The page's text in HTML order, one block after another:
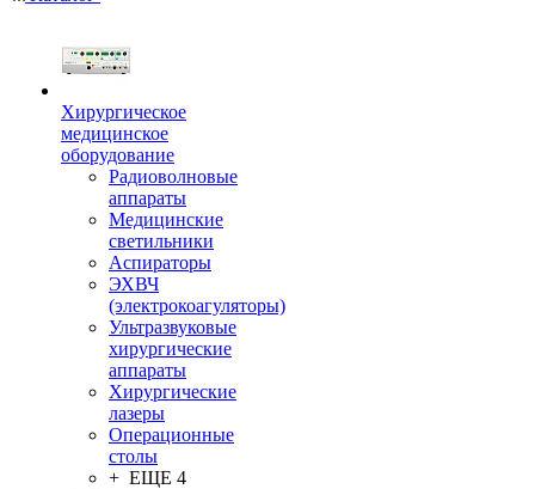
Хирургическое
медицинское
оборудование
Радиоволновые
аппараты
Медицинские
светильники
Аспираторы
ЭХВЧ
(электрокоагуляторы)
Ультразвуковые
хирургические
аппараты
Хирургические
лазеры
Операционные
столы
+ ЕЩЕ 4